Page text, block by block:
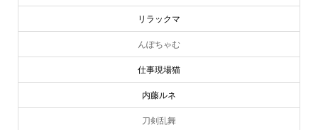
リラックマ
んぽちゃむ
仕事現場猫
内藤ルネ
刀剣乱舞